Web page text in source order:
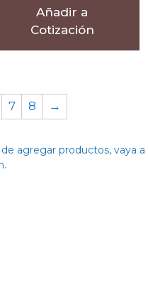
Añadir a
Cotización
7 8 →
agregar productos, vaya a